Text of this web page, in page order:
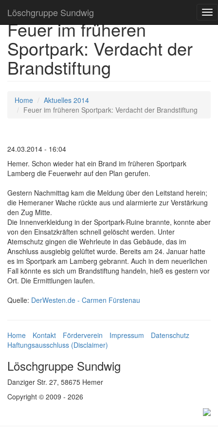
Löschgruppe Sundwig
Feuer im früheren
Sportpark: Verdacht der
Brandstiftung
Home
Aktuelles 2014
Feuer im früheren Sportpark: Verdacht der Brandstiftung
24.03.2014 - 16:04
Hemer. Schon wieder hat ein Brand im früheren Sportpark
Lamberg die Feuerwehr auf den Plan gerufen.
Gestern Nachmittag kam die Meldung über den Leitstand herein;
die Hemeraner Wache rückte aus und alarmierte zur Verstärkung
den Zug Mitte.
Die Innenverkleidung in der Sportpark-Ruine brannte, konnte aber
von den Einsatzkräften schnell gelöscht werden. Unter
Atemschutz gingen die Wehrleute in das Gebäude, das im
Anschluss ausgiebig gelüftet wurde. Bereits am 24. Januar hatte
es im Sportpark am Lamberg gebrannt. Auch in dem neuerlichen
Fall könnte es sich um Brandstiftung handeln, hieß es gestern vor
Ort. Die Ermittlungen laufen.
Quelle: DerWesten.de - Carmen Fürstenau
Home Kontakt Förderverein Impressum
Datenschutz
Haftungsausschluss (Disclaimer)
Löschgruppe Sundwig
Danziger Str. 27, 58675 Hemer
Copyright © 2009 - 2026